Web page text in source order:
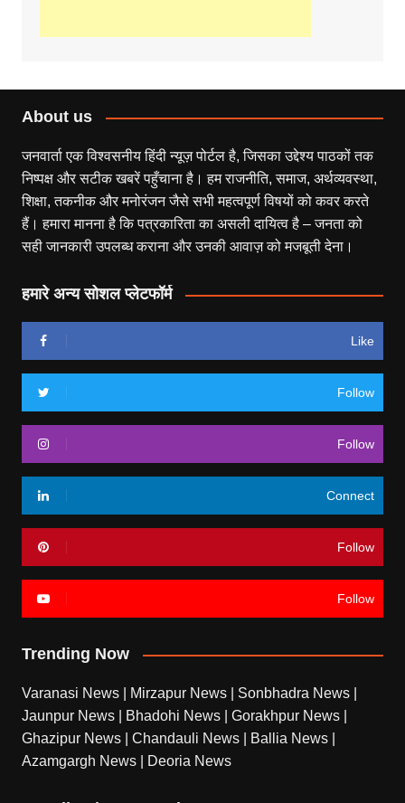
About us
जनवार्ता एक विश्वसनीय हिंदी न्यूज़ पोर्टल है, जिसका उद्देश्य पाठकों तक
निष्पक्ष और सटीक खबरें पहुँचाना है। हम राजनीति, समाज, अर्थव्यवस्था,
शिक्षा, तकनीक और मनोरंजन जैसे सभी महत्वपूर्ण विषयों को कवर करते
हैं। हमारा मानना है कि पत्रकारिता का असली दायित्व है – जनता को
सही जानकारी उपलब्ध कराना और उनकी आवाज़ को मजबूती देना।
हमारे अन्य सोशल प्लेटफॉर्म
Like
Follow
Follow
Connect
Follow
Follow
Trending Now
Varanasi News Mirzapur News Sonbhadra News
Jaunpur News
Bhadohi News Gorakhpur News
Ghazipur News
Chandauli News Ballia News
Azamgargh News
Deoria News